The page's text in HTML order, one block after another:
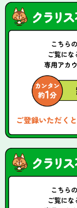
ご登録いただくと